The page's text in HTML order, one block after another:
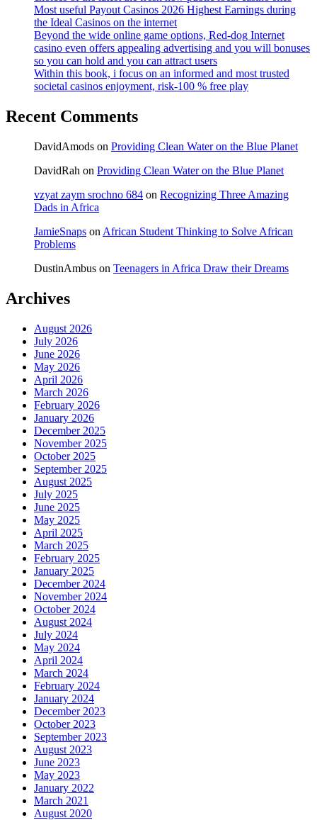
Most useful Payout Casinos 2026 Highest Earnings during
the Ideal Casinos on the internet
Beyond the wide online game options, Red-dog Internet
casino even offers appealing advertising and you will bonuses
so you can hold and you can attract users
Within this book, i focus on an informed and most trusted
societal casinos enjoyment, risk-100 % free play
Recent Comments
DavidAmods on Providing Clean Water on the Blue Planet
DavidRah on Providing Clean Water on the Blue Planet
vzyat zaym srochno 684 on Recognizing Three Amazing
Dads in Africa
JamieSnaps on African Student Thinking to Solve African
Problems
DustinAmbus on Teenagers in Africa Draw their Dreams
Archives
August 2026
July 2026
June 2026
May 2026
April 2026
March 2026
February 2026
January 2026
December 2025
November 2025
October 2025
September 2025
August 2025
July 2025
June 2025
May 2025
April 2025
March 2025
February 2025
January 2025
December 2024
November 2024
October 2024
August 2024
July 2024
May 2024
April 2024
March 2024
February 2024
January 2024
December 2023
October 2023
September 2023
August 2023
June 2023
May 2023
January 2022
March 2021
August 2020